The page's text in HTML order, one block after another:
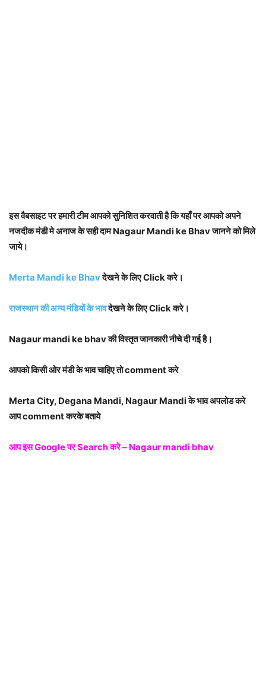
इस वैबसाइट पर हमारी टीम आपको सुनिशित करवाती है कि यहाँ पर आपको अपने
नजदीक मंडी मे अनाज के सही दाम Nagaur Mandi ke Bhav जानने को मिले
जाये।
Merta Mandi ke Bhavदेखने के लिए Click करे।
राजस्थान की अन्य मंडियों के भावदेखने के लिए Click करे।
Nagaur mandi ke bhav की विस्तृत जानकारी नीचे दी गई है।
आपको किसी ओर मंडी के भाव चाहिए तो comment करे
Merta City, Degana Mandi, Nagaur Mandi के भाव अपलोड करे
आप comment करके बताये
आप इस Google पर Search करे – Nagaur mandi bhav